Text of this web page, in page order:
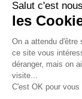
Conditions